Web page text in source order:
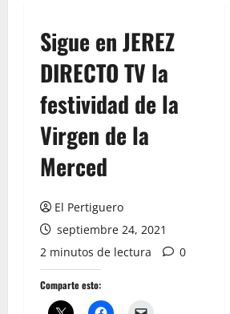
Sigue en JEREZ
DIRECTO TV la
festividad de la
Virgen de la
Merced
El Pertiguero
septiembre 24, 2021
2 minutos de lectura
0
Comparte esto: